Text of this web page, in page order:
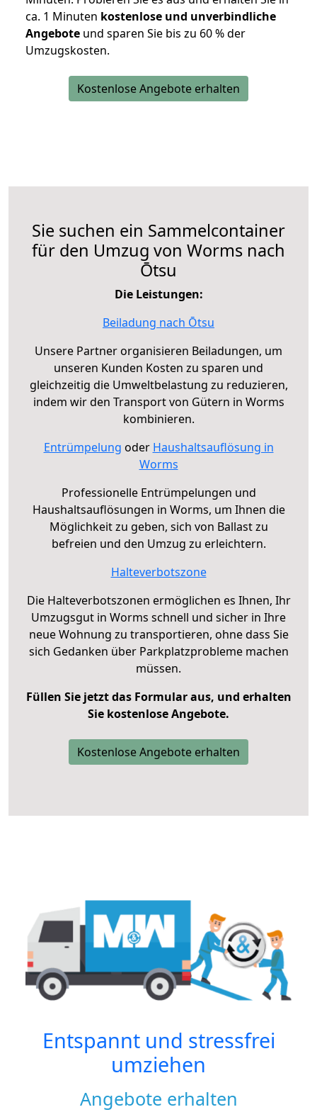
ca. 1 Minuten kostenlose und unverbindliche
Angebote und sparen Sie bis zu 60 % der
Umzugskosten.
Kostenlose Angebote erhalten
Sie suchen ein Sammelcontainer
für den Umzug von Worms nach
Ōtsu
Die Leistungen:
Beiladung nach Ōtsu
Unsere Partner organisieren Beiladungen, um
unseren Kunden Kosten zu sparen und
gleichzeitig die Umweltbelastung zu reduzieren,
indem wir den Transport von Gütern in Worms
kombinieren.
Entrümpelung oder Haushaltsauflösung in
Worms
Professionelle Entrümpelungen und
Haushaltsauflösungen in Worms, um Ihnen die
Möglichkeit zu geben, sich von Ballast zu
befreien und den Umzug zu erleichtern.
Halteverbotszone
Die Halteverbotszonen ermöglichen es Ihnen, Ihr
Umzugsgut in Worms schnell und sicher in Ihre
neue Wohnung zu transportieren, ohne dass Sie
sich Gedanken über Parkplatzprobleme machen
müssen.
Füllen Sie jetzt das Formular aus, und erhalten
Sie kostenlose Angebote.
Kostenlose Angebote erhalten
Entspannt und stressfrei
umziehen
Angebote erhalten